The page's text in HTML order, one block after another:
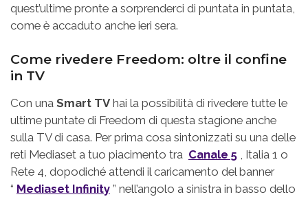
quest’ultime pronte a sorprenderci di puntata in puntata,
come è accaduto anche ieri sera.
Come rivedere Freedom: oltre il confine
in TV
Con una Smart TVhai la possibilità di rivedere tutte le
ultime puntate di Freedom di questa stagione anche
sulla TV di casa. Per prima cosa sintonizzati su una delle
reti Mediaset a tuo piacimento tra Canale 5
, Italia 1 o
Rete 4, dopodiché attendi il caricamento del banner
“ Mediaset Infinity ” nell’angolo a sinistra in basso dello